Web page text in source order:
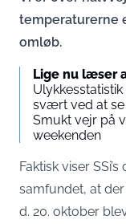
temperaturerne
omløb.
Lige nu læser
svært ved at
Smukt vejr på
weekenden
Faktisk viser
samfundet, at
d. 20. oktober